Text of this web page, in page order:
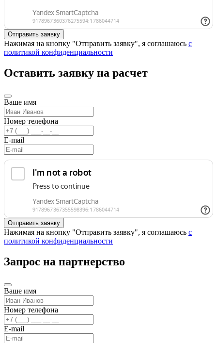
Нажимая на кнопку "Отправить заявку", я соглашаюсь с
политикой конфиденциальности
Оставить заявку на расчет
Ваше имя
Номер телефона
E-mail
Нажимая на кнопку "Отправить заявку", я соглашаюсь с
политикой конфиденциальности
Запрос на партнерство
Ваше имя
Номер телефона
E-mail